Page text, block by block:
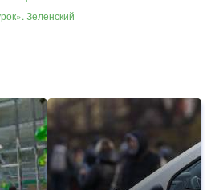
Зеленский